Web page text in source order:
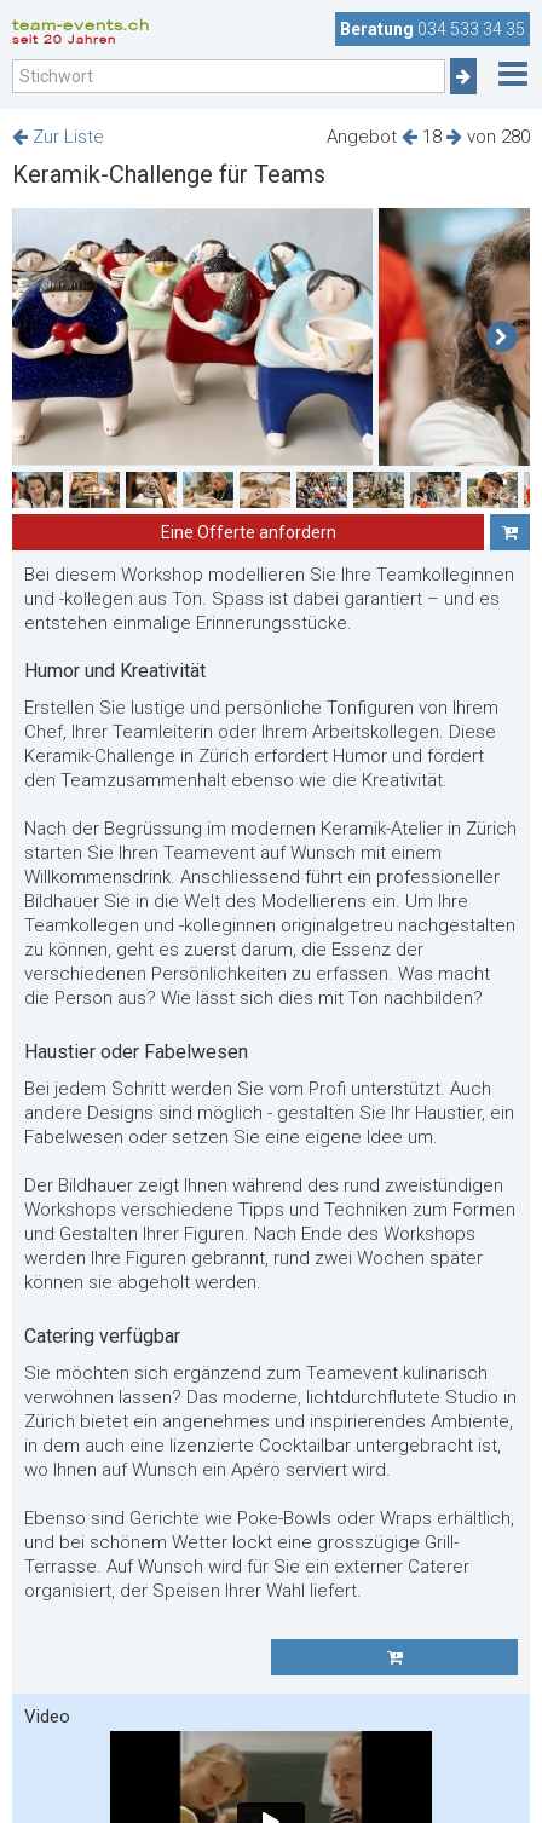
team-events.ch
seit 20 Jahren
Beratung 034 533 34 35
Angebot 18 von 280
Zur Liste
Keramik-Challenge für Teams
Eine Offerte anfordern
Bei diesem Workshop modellieren Sie Ihre Teamkolleginnen
und -kollegen aus Ton. Spass ist dabei garantiert – und es
entstehen einmalige Erinnerungsstücke.
Humor und Kreativität
Erstellen Sie lustige und persönliche Tonfiguren von Ihrem
Chef, Ihrer Teamleiterin oder Ihrem Arbeitskollegen. Diese
Keramik-Challenge in Zürich erfordert Humor und fördert
den Teamzusammenhalt ebenso wie die Kreativität.
Nach der Begrüssung im modernen Keramik-Atelier in Zürich
starten Sie Ihren Teamevent auf Wunsch mit einem
Willkommensdrink. Anschliessend führt ein professioneller
Bildhauer Sie in die Welt des Modellierens ein. Um Ihre
Teamkollegen und -kolleginnen originalgetreu nachgestalten
zu können, geht es zuerst darum, die Essenz der
verschiedenen Persönlichkeiten zu erfassen. Was macht
die Person aus? Wie lässt sich dies mit Ton nachbilden?
Haustier oder Fabelwesen
Bei jedem Schritt werden Sie vom Profi unterstützt. Auch
andere Designs sind möglich - gestalten Sie Ihr Haustier, ein
Fabelwesen oder setzen Sie eine eigene Idee um.
Der Bildhauer zeigt Ihnen während des rund zweistündigen
Workshops verschiedene Tipps und Techniken zum Formen
und Gestalten Ihrer Figuren. Nach Ende des Workshops
werden Ihre Figuren gebrannt, rund zwei Wochen später
können sie abgeholt werden.
Catering verfügbar
Sie möchten sich ergänzend zum Teamevent kulinarisch
verwöhnen lassen? Das moderne, lichtdurchflutete Studio in
Zürich bietet ein angenehmes und inspirierendes Ambiente,
in dem auch eine lizenzierte Cocktailbar untergebracht ist,
wo Ihnen auf Wunsch ein Apéro serviert wird.
Ebenso sind Gerichte wie Poke-Bowls oder Wraps erhältlich,
und bei schönem Wetter lockt eine grosszügige Grill-
Terrasse. Auf Wunsch wird für Sie ein externer Caterer
organisiert, der Speisen Ihrer Wahl liefert.
Video